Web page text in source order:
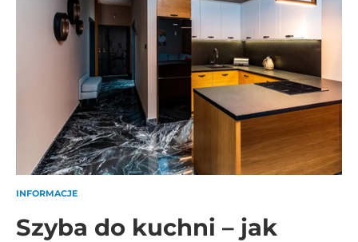
INFORMACJE
Szyba do kuchni – jak